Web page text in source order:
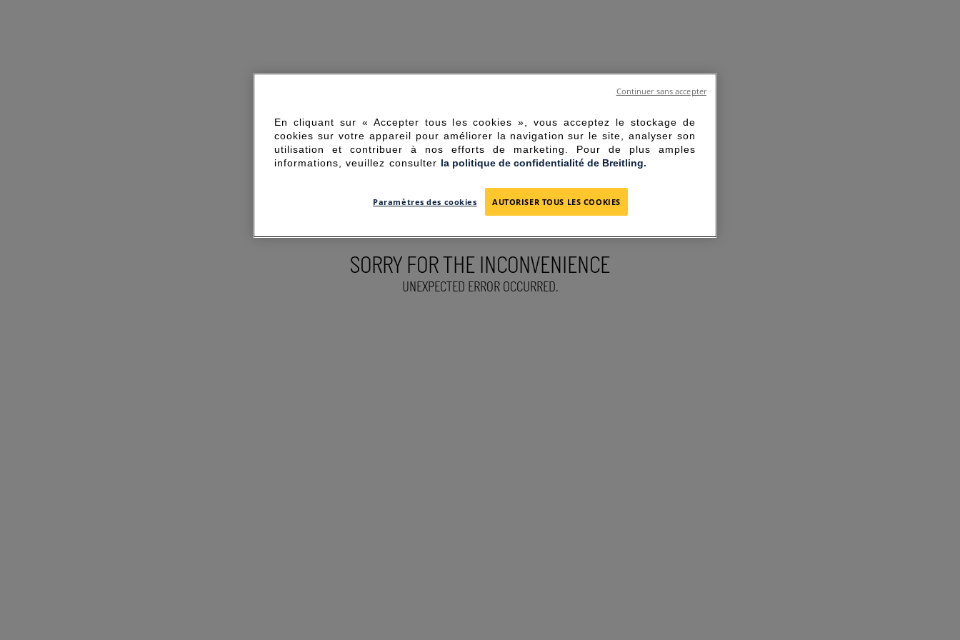
SORRY FOR THE INCONVENIENCE
UNEXPECTED ERROR OCCURRED.
En cliquant sur « Accepter tous les cookies », vous acceptez le stockage de
cookies sur votre appareil pour améliorer la navigation sur le site, analyser son
utilisation et contribuer à nos efforts de marketing. Pour de plus amples
informations, veuillez consulter la politique de confidentialité de Breitling.
Paramètres des cookies AUTORISER TOUS LES COOKIES
Continuer sans accepter